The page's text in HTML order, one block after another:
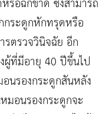
กระดูกหักทรุดหรือ
รตรวจวินิจฉัย อีก
ผู้ที่มีอายุ 40 ปีขึ้นไป
นรองกระดูกสันหลัง
มอนรองกระดูกจะ